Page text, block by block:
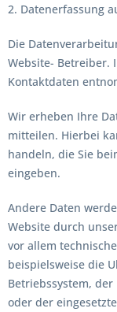
2. Datenerfassung
Die
Website- Betreiber.
Kontaktdaten
Wir erheben Ihre
mitteilen. Hierbei
handeln, die Sie
eingeben.
Andere Daten
Website durch
vor allem
beispielsweise die
Betriebssystem,
oder der